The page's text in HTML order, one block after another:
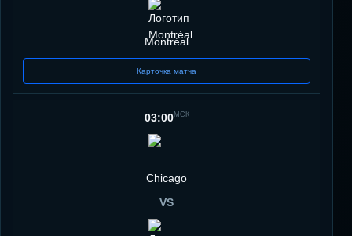
Montréal
Карточка матча
03:00МСК
Chicago
VS